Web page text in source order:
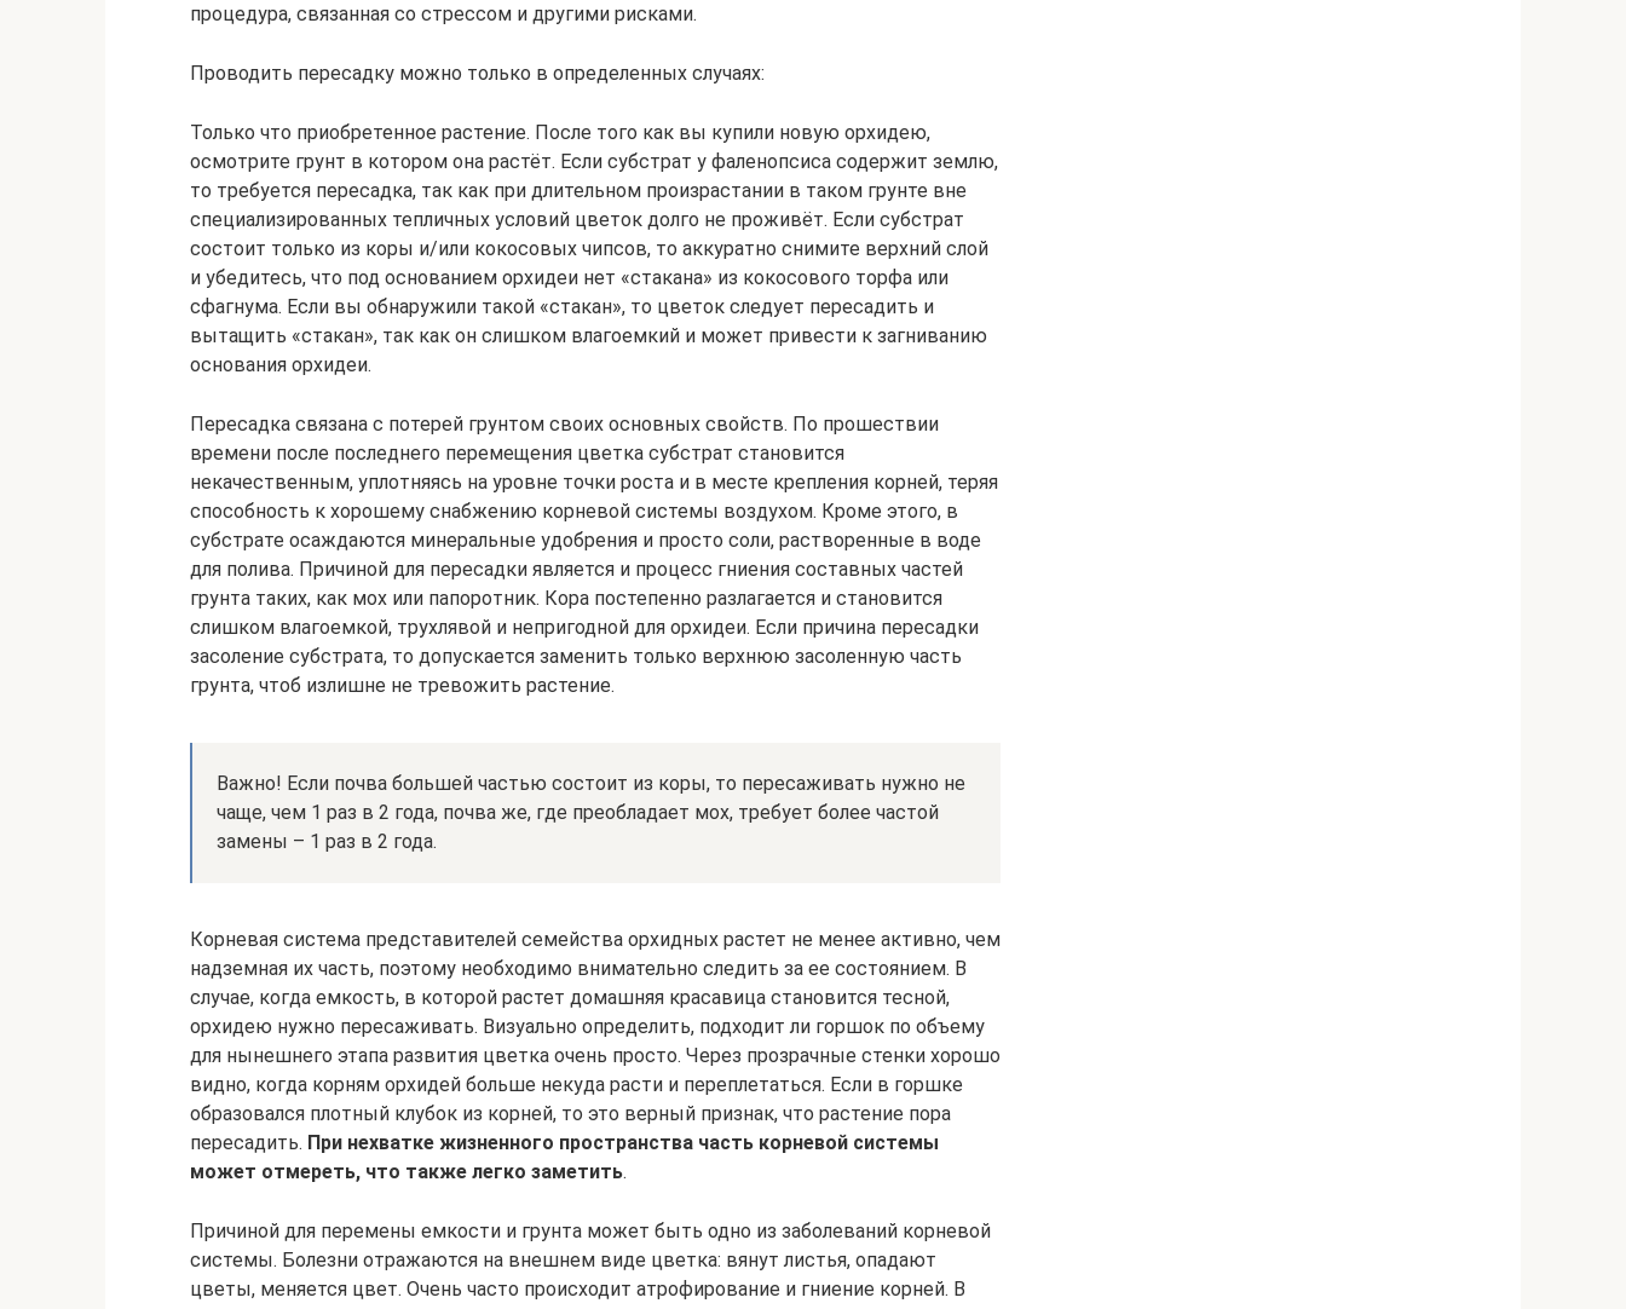
процедура, связанная со стрессом и другими рисками.
Проводить пересадку можно только в определенных случаях:
Только что приобретенное растение. После того как вы купили новую орхидею,
осмотрите грунт в котором она растёт. Если субстрат у фаленопсиса содержит землю,
то требуется пересадка, так как при длительном произрастании в таком грунте вне
специализированных тепличных условий цветок долго не проживёт. Если субстрат
состоит только из коры и/или кокосовых чипсов, то аккуратно снимите верхний слой
и убедитесь, что под основанием орхидеи нет «стакана» из кокосового торфа или
сфагнума. Если вы обнаружили такой «стакан», то цветок следует пересадить и
вытащить «стакан», так как он слишком влагоемкий и может привести к загниванию
основания орхидеи.
Пересадка связана с потерей грунтом своих основных свойств. По прошествии
времени после последнего перемещения цветка субстрат становится
некачественным, уплотняясь на уровне точки роста и в месте крепления корней, теряя
способность к хорошему снабжению корневой системы воздухом. Кроме этого, в
субстрате осаждаются минеральные удобрения и просто соли, растворенные в воде
для полива. Причиной для пересадки является и процесс гниения составных частей
грунта таких, как мох или папоротник. Кора постепенно разлагается и становится
слишком влагоемкой, трухлявой и непригодной для орхидеи. Если причина пересадки
засоление субстрата, то допускается заменить только верхнюю засоленную часть
грунта, чтоб излишне не тревожить растение.
Важно! Если почва большей частью состоит из коры, то пересаживать нужно не
чаще, чем 1 раз в 2 года, почва же, где преобладает мох, требует более частой
замены – 1 раз в 2 года.
Корневая система представителей семейства орхидных растет не менее активно, чем
надземная их часть, поэтому необходимо внимательно следить за ее состоянием. В
случае, когда емкость, в которой растет домашняя красавица становится тесной,
орхидею нужно пересаживать. Визуально определить, подходит ли горшок по объему
для нынешнего этапа развития цветка очень просто. Через прозрачные стенки хорошо
видно, когда корням орхидей больше некуда расти и переплетаться. Если в горшке
образовался плотный клубок из корней, то это верный признак, что растение пора
пересадить. При нехватке жизненного пространства часть корневой системы
может отмереть, что также легко заметить.
Причиной для перемены емкости и грунта может быть одно из заболеваний корневой
системы. Болезни отражаются на внешнем виде цветка: вянут листья, опадают
цветы, меняется цвет. Очень часто происходит атрофирование и гниение корней. В